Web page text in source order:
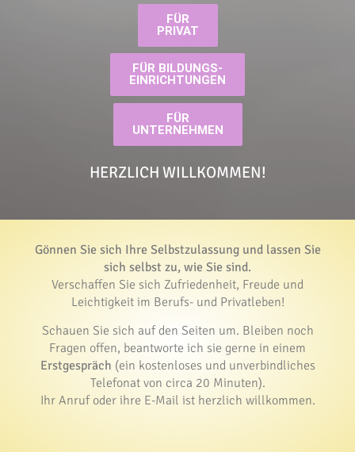
FÜR
PRIVAT
FÜR BILDUNGS-
EINRICHTUNGEN
FÜR
UNTERNEHMEN
HERZLICH WILLKOMMEN!
Gönnen Sie sich Ihre Selbstzulassung und lassen Sie
sich selbst zu, wie Sie sind.
Verschaffen Sie sich Zufriedenheit, Freude und
Leichtigkeit im Berufs- und Privatleben!
Schauen Sie sich auf den Seiten um. Bleiben noch
Fragen offen, beantworte ich sie gerne in einem
Erstgespräch (ein kostenloses und unverbindliches
Telefonat von circa 20 Minuten).
Ihr Anruf oder ihre E-Mail ist herzlich willkommen.